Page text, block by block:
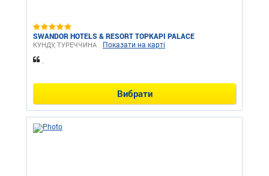
SWANDOR HOTELS & RESORT TOPKAPI PALACE
КУНДУ, ТУРЕЧЧИНА Показати на карті
.
Вибрати